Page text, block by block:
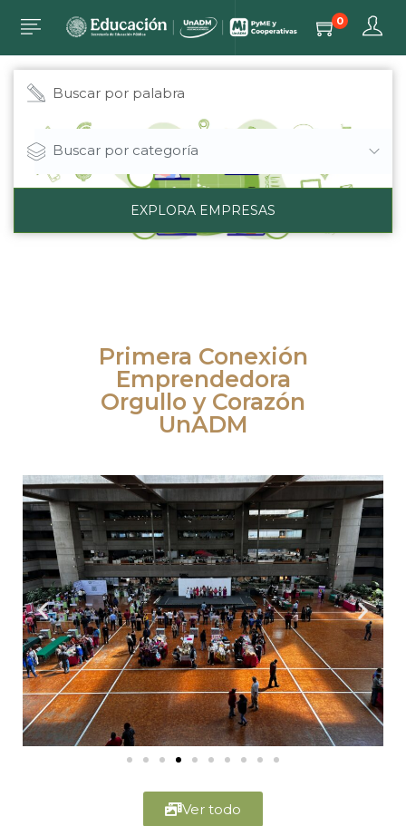
0
Buscar por categoría
EXPLORA EMPRESAS
Primera Conexión
Emprendedora
Orgullo y Corazón
UnADM
Ver todo